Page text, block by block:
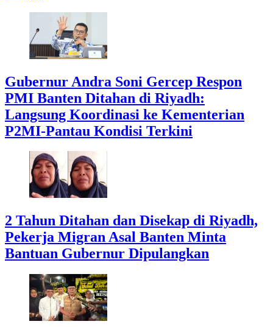
Gubernur Andra Soni Gercep Respon
PMI Banten Ditahan di Riyadh:
Langsung Koordinasi ke Kementerian
P2MI-Pantau Kondisi Terkini
2 Tahun Ditahan dan Disekap di Riyadh,
Pekerja Migran Asal Banten Minta
Bantuan Gubernur Dipulangkan